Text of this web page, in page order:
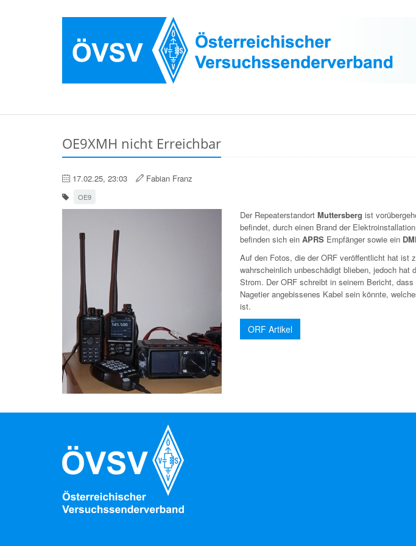
OE9XMH nicht Erreichbar
17.02.25, 23:03 Fabian Franz
OE9
Der RepeaterstandortMuttersberg ist
befindet, durch einen Brand der
befinden sich einAPRS Empfänger sowie ein
Auf den Fotos, die der ORF veröffentlicht hat ist
wahrscheinlich unbeschädigt blieben, jedoch
Strom. Der ORF schreibt in seinem Bericht,
Nagetier angebissenes Kabel sein könnte,
ist.
ORF Artikel